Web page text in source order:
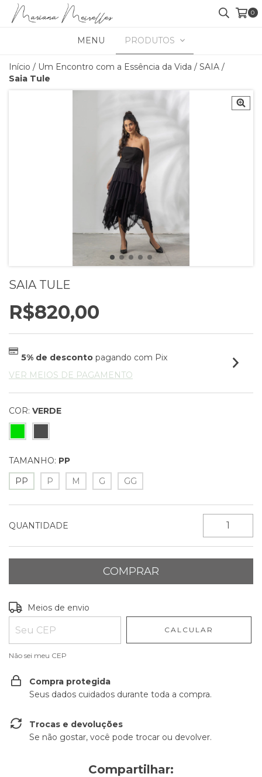
0
MENU PRODUTOS
Início / Um Encontro com a Essência da Vida / SAIA /
Saia Tule
SAIA TULE
R$820,00
5% de descontopagando com Pix
VER MEIOS DE PAGAMENTO
COR: VERDE
TAMANHO: PP
PP
P M G GG
QUANTIDADE
Entregas para o CEP:
Meios de envio
CALCULAR
Não sei meu CEP
Compra protegida
Seus dados cuidados durante toda a compra.
Trocas e devoluções
Se não gostar, você pode trocar ou devolver.
Compartilhar: